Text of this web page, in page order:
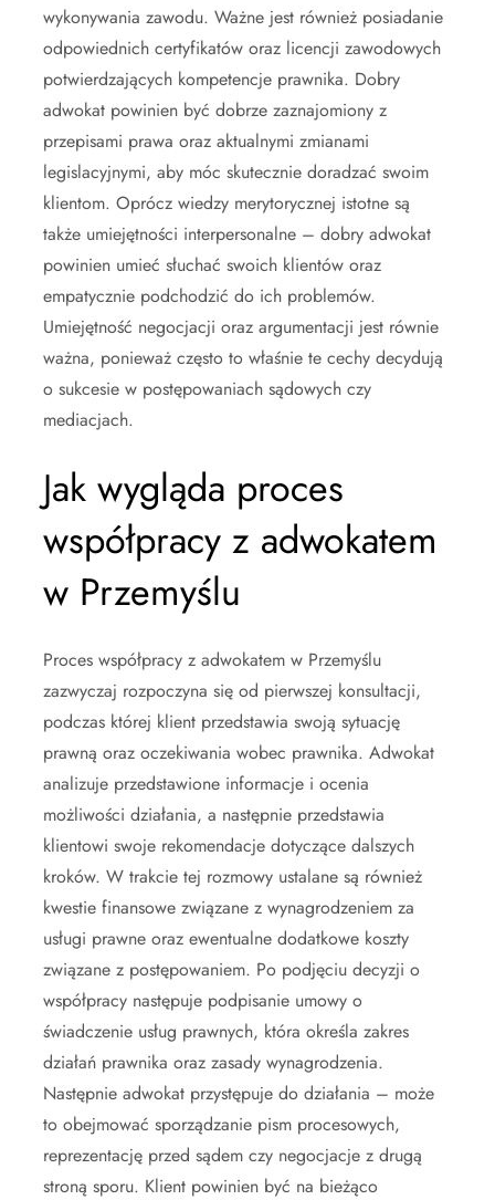
wykonywania zawodu. Ważne jest również posiadanie
odpowiednich certyfikatów oraz licencji zawodowych
potwierdzających kompetencje prawnika. Dobry
adwokat powinien być dobrze zaznajomiony z
przepisami prawa oraz aktualnymi zmianami
legislacyjnymi, aby móc skutecznie doradzać swoim
klientom. Oprócz wiedzy merytorycznej istotne są
także umiejętności interpersonalne – dobry adwokat
powinien umieć słuchać swoich klientów oraz
empatycznie podchodzić do ich problemów.
Umiejętność negocjacji oraz argumentacji jest równie
ważna, ponieważ często to właśnie te cechy decydują
o sukcesie w postępowaniach sądowych czy
mediacjach.
Jak wygląda proces
współpracy z adwokatem
w Przemyślu
Proces współpracy z adwokatem w Przemyślu
zazwyczaj rozpoczyna się od pierwszej konsultacji,
podczas której klient przedstawia swoją sytuację
prawną oraz oczekiwania wobec prawnika. Adwokat
analizuje przedstawione informacje i ocenia
możliwości działania, a następnie przedstawia
klientowi swoje rekomendacje dotyczące dalszych
kroków. W trakcie tej rozmowy ustalane są również
kwestie finansowe związane z wynagrodzeniem za
usługi prawne oraz ewentualne dodatkowe koszty
związane z postępowaniem. Po podjęciu decyzji o
współpracy następuje podpisanie umowy o
świadczenie usług prawnych, która określa zakres
działań prawnika oraz zasady wynagrodzenia.
Następnie adwokat przystępuje do działania – może
to obejmować sporządzanie pism procesowych,
reprezentację przed sądem czy negocjacje z drugą
stroną sporu. Klient powinien być na bieżąco